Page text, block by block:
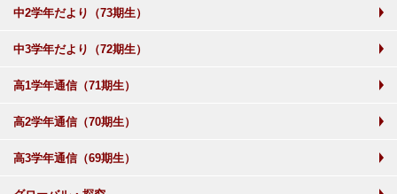
中2学年だより（73期生）
中3学年だより（72期生）
高1学年通信（71期生）
高2学年通信（70期生）
高3学年通信（69期生）